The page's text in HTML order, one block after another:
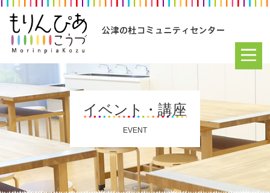
イベント・講座
EVENT